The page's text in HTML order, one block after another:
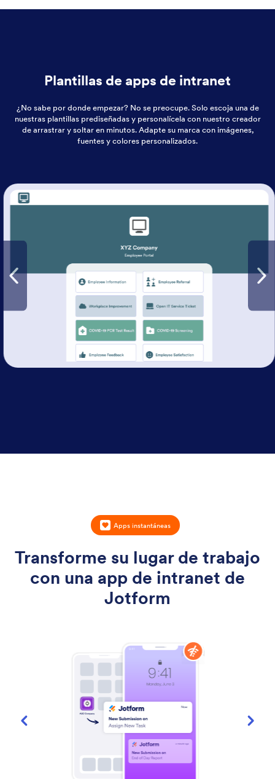
Plantillas de apps de intranet
¿No sabe por donde empezar? No se preocupe. Solo escoja una de
nuestras plantillas prediseñadas y personalícela con nuestro creador
de arrastrar y soltar en minutos. Adapte su marca con imágenes,
fuentes y colores personalizados.
Apps instantáneas
Transforme su lugar de trabajo
con una app de intranet de
Jotform